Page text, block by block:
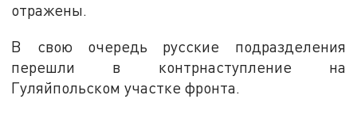
отражены.
В свою очередь русские подразделения
перешли в контрнаступление на
Гуляйпольском участке фронта.